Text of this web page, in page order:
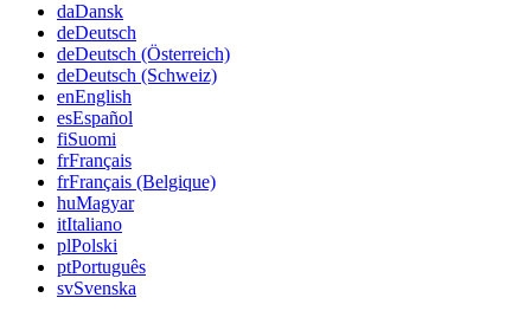
daDansk
deDeutsch
deDeutsch (Österreich)
deDeutsch (Schweiz)
enEnglish
esEspañol
fiSuomi
frFrançais
frFrançais (Belgique)
huMagyar
itItaliano
plPolski
ptPortuguês
svSvenska